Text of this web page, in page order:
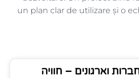
un plan clar de utilizare și o
וארגונים – חוויה